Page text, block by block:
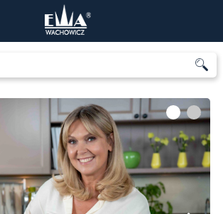
1 2